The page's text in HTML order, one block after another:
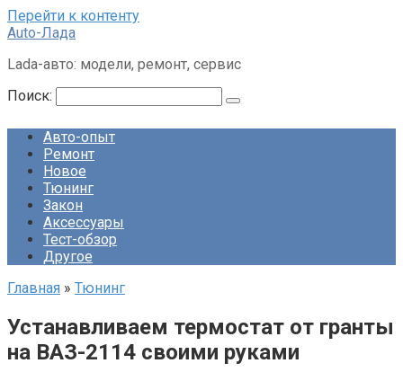
Перейти к контенту
Auto-Лада
Lada-авто: модели, ремонт, сервис
Поиск:
Авто-опыт
Ремонт
Новое
Тюнинг
Закон
Аксессуары
Тест-обзор
Другое
Главная » Тюнинг
Устанавливаем термостат от гранты
на ВАЗ-2114 своими руками